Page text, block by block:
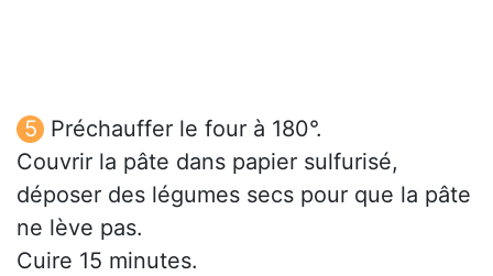
Préchauffer le four à 180°.
Couvrir la pâte dans papier sulfurisé,
déposer des légumes secs pour que la pâte
ne lève pas.
Cuire 15 minutes.